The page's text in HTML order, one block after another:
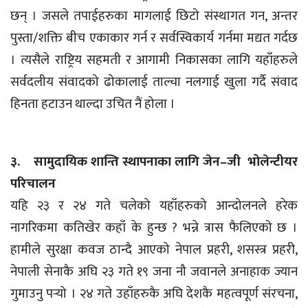
छन् । जसले तपाईहरुका मागलाई छिटो संस्थागत गन, अन्तर
पुस्ता/शक्ति बीच एकाकार गर्न र सर्वस्विकार्य गर्नमा मद्यत गर्दछ
। त्यसैले राष्ट्रिय सहमती र आगामी निकासका लागि यहाँहरुले
सर्वदलीय संवादको ढोकालाई ताल्चा नलगाई खुला गर्दै संवाद
हिनता हटाउन थाल्दा उचित नैं होला ।
३. सामुदायिक शान्ति स्थापनाका लागि जेन–जी भोलेन्टीयर
परिचालन
यहि २३ र २४ गते चलेको यहाँहरुको आन्दोलनले हरेक
नागरिकमा कतिखेर कहाँ के हुन्छ ? भन्ने त्रास फैलिएको छ ।
हामीले सुरक्षा कवज ठान्दै आएको नेपाल प्रहरी, शसस्त्र प्रहरी,
नेपाली सेनाकै अघि २३ गते १९ जना नौ जवानले अनाहाक ज्यान
गुमाउनु पर्‍यो । २४ गते उहाँहरुकै अघि देशकै महत्वपूर्ण संरचना,